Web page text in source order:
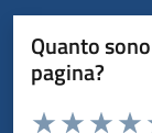
Quanto
pagina?
Valuta da 1 a 5